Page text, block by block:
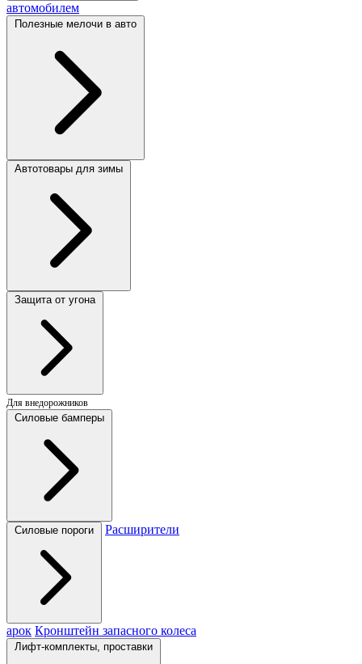
автомобилем
Полезные мелочи в авто
Автотовары для зимы
Защита от угона
Для внедорожников
Силовые бамперы
Силовые пороги Расширители
арок Кронштейн запасного колеса
Лифт-комплекты, проставки